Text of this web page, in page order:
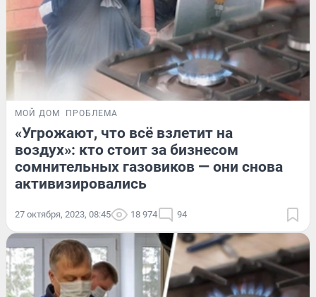
МОЙ ДОМ ПРОБЛЕМА
«Угрожают, что всё взлетит на
воздух»: кто стоит за бизнесом
сомнительных газовиков — они снова
активизировались
27 октября, 2023, 08:45 18 974 94